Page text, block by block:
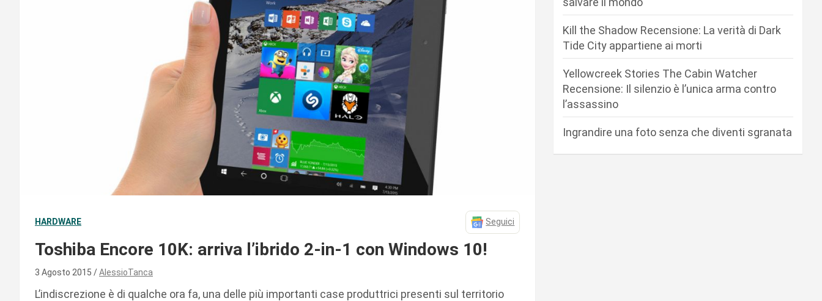
HARDWARE Seguici
Toshiba Encore 10K: arriva l’ibrido 2-in-1 con Windows 10!
3 Agosto 2015 AlessioTanca
L’indiscrezione è di qualche ora fa, una delle più importanti case produttrici presenti sul territorio
Kill the Shadow Recensione: La verità di Dark
Tide City appartiene ai morti
Yellowcreek Stories The Cabin Watcher
Recensione: Il silenzio è l’unica arma contro
l’assassino
Ingrandire una foto senza che diventi sgranata